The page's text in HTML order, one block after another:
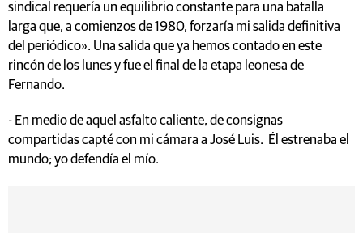
sindical requería un equilibrio constante para una batalla
larga que, a comienzos de 1980, forzaría mi salida definitiva
del periódico». Una salida que ya hemos contado en este
rincón de los lunes y fue el final de la etapa leonesa de
Fernando.
- En medio de aquel asfalto caliente, de consignas
compartidas capté con mi cámara a José Luis. Él estrenaba el
mundo; yo defendía el mío.